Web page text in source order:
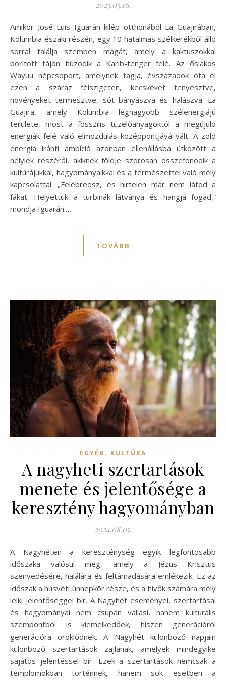
2025.05.16.
Amikor José Luis Iguarán kilép otthonából La Guajirában,
Kolumbia északi részén, egy 10 hatalmas szélkerékből álló
sorral találja szemben magát, amely a kaktuszokkal
borított tájon húzódik a Karib-tenger felé. Az őslakos
Wayuu népcsoport, amelynek tagja, évszázadok óta él
ezen a száraz félszigeten, kecskéket tenyésztve,
növényeket termesztve, sót bányászva és halászva. La
Guajira, amely Kolumbia legnagyobb szélenergiájú
területe, most a fosszilis tüzelőanyagoktól a megújuló
energiák felé való elmozdulás középpontjává vált. A zöld
energia iránti ambíció azonban ellenállásba ütközött a
helyiek részéről, akiknek földje szorosan összefonódik a
kultúrájukkal, hagyományaikkal és a természettel való mély
kapcsolattal. „Felébredsz, és hirtelen már nem látod a
fákat. Helyettük a turbinák látványa és hangja fogad,”
mondja Iguarán.…
TOVÁBB
EGYÉB , KULTÚRA
A nagyheti szertartások
menete és jelentősége a
keresztény hagyományban
2024.08.05.
A Nagyhéten a kereszténység egyik legfontosabb
időszaka valósul meg, amely a Jézus Krisztus
szenvedésére, halálára és feltámadására emlékezik. Ez az
időszak a húsvéti ünnepkör része, és a hívők számára mély
lelki jelentőséggel bír. A Nagyhét eseményei, szertartásai
és hagyományai nem csupán vallási, hanem kulturális
szempontból is kiemelkedőek, hiszen generációról
generációra öröklődnek. A Nagyhét különböző napjain
különböző szertartások zajlanak, amelyek mindegyike
sajátos jelentéssel bír. Ezek a szertartások nemcsak a
templomokban történnek, hanem sok esetben a